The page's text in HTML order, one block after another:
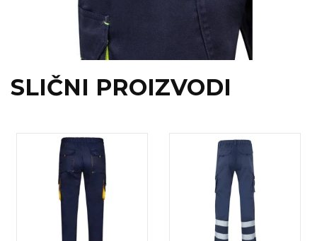
SLIČNI PROIZVODI